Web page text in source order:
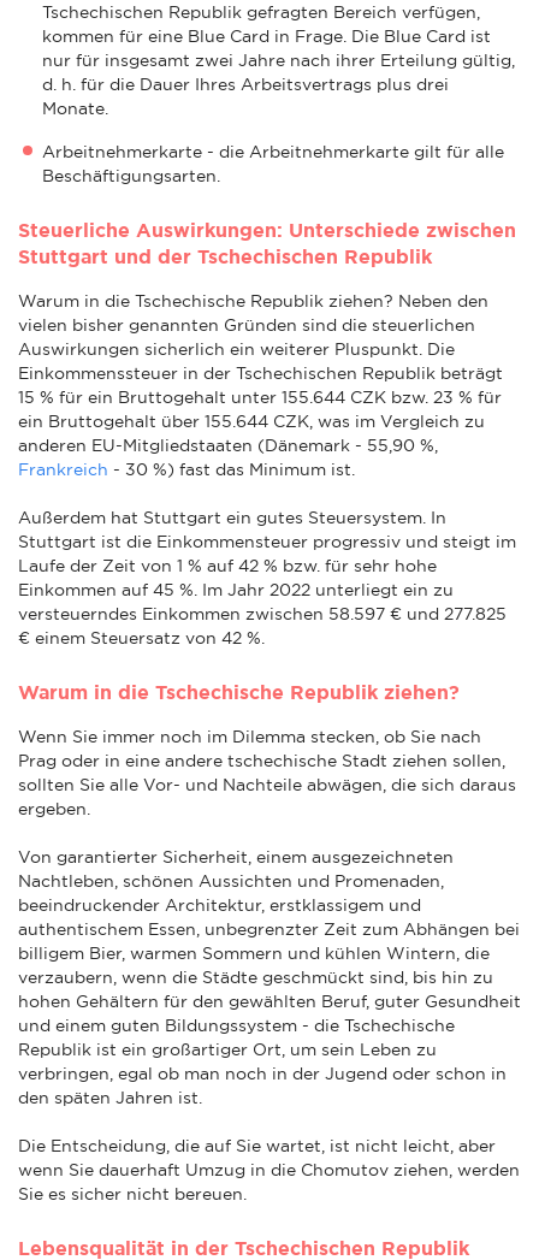
Tschechischen Republik gefragten Bereich verfügen,
kommen für eine Blue Card in Frage. Die Blue Card ist
nur für insgesamt zwei Jahre nach ihrer Erteilung gültig,
d. h. für die Dauer Ihres Arbeitsvertrags plus drei
Monate.
Arbeitnehmerkarte - die Arbeitnehmerkarte gilt für alle
Beschäftigungsarten.
Steuerliche Auswirkungen: Unterschiede zwischen
Stuttgart und der Tschechischen Republik
Warum in die Tschechische Republik ziehen? Neben den
vielen bisher genannten Gründen sind die steuerlichen
Auswirkungen sicherlich ein weiterer Pluspunkt. Die
Einkommenssteuer in der Tschechischen Republik beträgt
15 % für ein Bruttogehalt unter 155.644 CZK bzw. 23 % für
ein Bruttogehalt über 155.644 CZK, was im Vergleich zu
anderen EU-Mitgliedstaaten (Dänemark - 55,90 %,
Frankreich - 30 %) fast das Minimum ist.
Außerdem hat Stuttgart ein gutes Steuersystem. In
Stuttgart ist die Einkommensteuer progressiv und steigt im
Laufe der Zeit von 1 % auf 42 % bzw. für sehr hohe
Einkommen auf 45 %. Im Jahr 2022 unterliegt ein zu
versteuerndes Einkommen zwischen 58.597 € und 277.825
€ einem Steuersatz von 42 %.
Warum in die Tschechische Republik ziehen?
Wenn Sie immer noch im Dilemma stecken, ob Sie nach
Prag oder in eine andere tschechische Stadt ziehen sollen,
sollten Sie alle Vor- und Nachteile abwägen, die sich daraus
ergeben.
Von garantierter Sicherheit, einem ausgezeichneten
Nachtleben, schönen Aussichten und Promenaden,
beeindruckender Architektur, erstklassigem und
authentischem Essen, unbegrenzter Zeit zum Abhängen bei
billigem Bier, warmen Sommern und kühlen Wintern, die
verzaubern, wenn die Städte geschmückt sind, bis hin zu
hohen Gehältern für den gewählten Beruf, guter Gesundheit
und einem guten Bildungssystem - die Tschechische
Republik ist ein großartiger Ort, um sein Leben zu
verbringen, egal ob man noch in der Jugend oder schon in
den späten Jahren ist.
Die Entscheidung, die auf Sie wartet, ist nicht leicht, aber
wenn Sie dauerhaft Umzug in die Chomutov ziehen, werden
Sie es sicher nicht bereuen.
Lebensqualität in der Tschechischen Republik